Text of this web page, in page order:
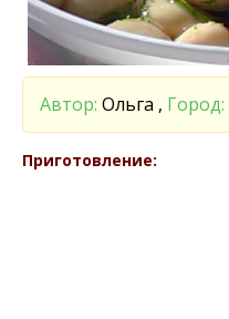
Автор: Ольга , Город:
Приготовление: